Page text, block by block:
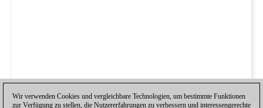
Wir verwenden Cookies und vergleichbare Technologien, um bestimmte Funktionen
zur Verfügung zu stellen, die Nutzererfahrungen zu verbessern und interessengerechte